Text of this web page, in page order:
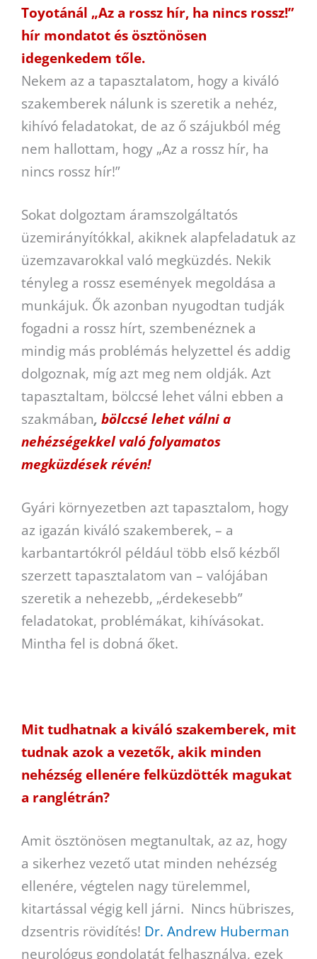
Toyotánál „Az a rossz hír, ha nincs rossz!”
hír mondatot és ösztönösen
idegenkedem tőle.
Nekem az a tapasztalatom, hogy a kiváló
szakemberek nálunk is szeretik a nehéz,
kihívó feladatokat, de az ő szájukból még
nem hallottam, hogy „Az a rossz hír, ha
nincs rossz hír!”
Sokat dolgoztam áramszolgáltatós
üzemirányítókkal, akiknek alapfeladatuk az
üzemzavarokkal való megküzdés. Nekik
tényleg a rossz események megoldása a
munkájuk. Ők azonban nyugodtan tudják
fogadni a rossz hírt, szembenéznek a
mindig más problémás helyzettel és addig
dolgoznak, míg azt meg nem oldják. Azt
tapasztaltam, bölccsé lehet válni ebben a
szakmában, bölccsé lehet válni a
nehézségekkel való folyamatos
megküzdések révén!
Gyári környezetben azt tapasztalom, hogy
az igazán kiváló szakemberek, – a
karbantartókról például több első kézből
szerzett tapasztalatom van – valójában
szeretik a nehezebb, „érdekesebb”
feladatokat, problémákat, kihívásokat.
Mintha fel is dobná őket.
Mit tudhatnak a kiváló szakemberek, mit
tudnak azok a vezetők, akik minden
nehézség ellenére felküzdötték magukat
a ranglétrán?
Amit ösztönösen megtanultak, az az, hogy
a sikerhez vezető utat minden nehézség
ellenére, végtelen nagy türelemmel,
kitartással végig kell járni. Nincs hübriszes,
dzsentris rövidítés! Dr. Andrew Huberman
neurológus gondolatát felhasználva, ezek